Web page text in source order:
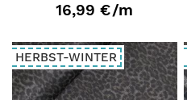
16,99 €/m
HERBST-WINTER